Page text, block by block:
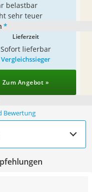
belastbar
sehr teuer
*
Lieferzeit
Sofort lieferbar
Vergleichssieger
Zum Angebot »
Bewertung